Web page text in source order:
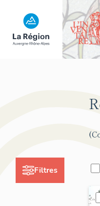
Filtres